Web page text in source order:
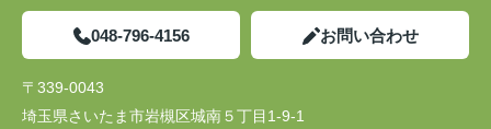
048-796-4156 お問い合わせ
〒339-0043
埼玉県さいたま市岩槻区城南５丁目1-9-1